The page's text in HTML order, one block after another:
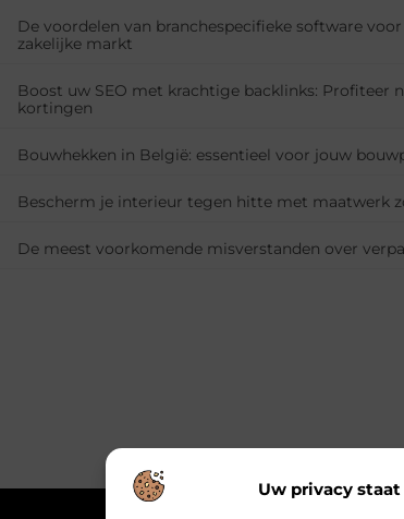
Uw privacy
De voordelen van branchespecifieke software
zakelijke markt
Boost uw SEO met krachtige backlinks: Profiteer
kortingen
Bouwhekken in België: essentieel voor jouw
Bescherm je interieur tegen hitte met maatwerk
De meest voorkomende misverstanden over